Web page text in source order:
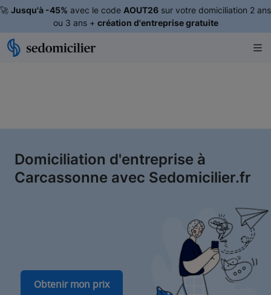
🚀 Jusqu'à -45% avec le code AOUT26 sur votre domiciliation 2 ans
ou 3 ans + création d'entreprise gratuite
Domiciliation d'entreprise à
Carcassonne avec Sedomicilier.fr
Obtenir mon prix